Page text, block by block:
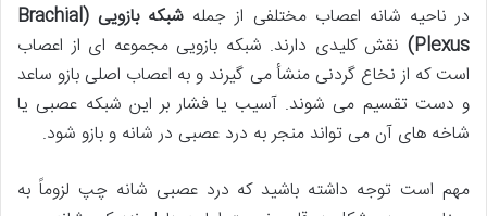
در ناحیه شانه اعصاب مختلفی از جمله شبکه بازویی (Brachial
Plexus) نقش کلیدی دارند. شبکه بازویی مجموعه ای از اعصاب
است که از نخاع گردنی منشأ می گیرند و به اعصاب اصلی بازو ساعد
و دست تقسیم می شوند. آسیب یا فشار بر این شبکه عصبی یا
شاخه های آن می تواند منجر به درد عصبی در شانه و بازو شود.
مهم است توجه داشته باشید که درد عصبی شانه چپ لزوماً به